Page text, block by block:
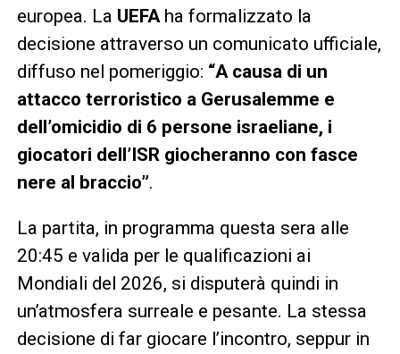
europea. La UEFAha formalizzato la
decisione attraverso un comunicato ufficiale,
diffuso nel pomeriggio: “A causa di un
attacco terroristico a Gerusalemme e
dell’omicidio di 6 persone israeliane, i
giocatori dell’ISR giocheranno con fasce
nere al braccio”.
La partita, in programma questa sera alle
20:45 e valida per le qualificazioni ai
Mondiali del 2026, si disputerà quindi in
un’atmosfera surreale e pesante. La stessa
decisione di far giocare l’incontro, seppur in